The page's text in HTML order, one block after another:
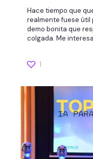
Hace tiempo que
realmente fuese útil
demo bonita que
colgada. Me
1